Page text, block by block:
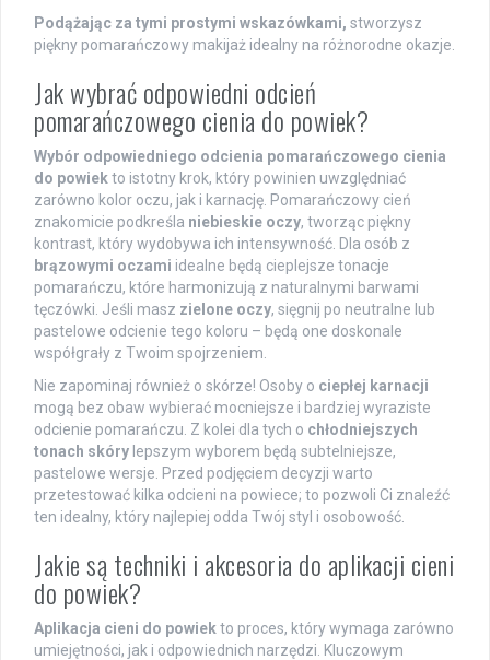
Podążając za tymi prostymi wskazówkami, stworzysz
piękny pomarańczowy makijaż idealny na różnorodne okazje.
Jak wybrać odpowiedni odcień
pomarańczowego cienia do powiek?
Wybór odpowiedniego odcienia pomarańczowego cienia
do powiekto istotny krok, który powinien uwzględniać
zarówno kolor oczu, jak i karnację. Pomarańczowy cień
znakomicie podkreśla niebieskie oczy, tworząc piękny
kontrast, który wydobywa ich intensywność. Dla osób z
brązowymi oczami idealne będą cieplejsze tonacje
pomarańczu, które harmonizują z naturalnymi barwami
tęczówki. Jeśli masz zielone oczy, sięgnij po neutralne lub
pastelowe odcienie tego koloru – będą one doskonale
współgrały z Twoim spojrzeniem.
Nie zapominaj również o skórze! Osoby o ciepłej karnacji
mogą bez obaw wybierać mocniejsze i bardziej wyraziste
odcienie pomarańczu. Z kolei dla tych o chłodniejszych
tonach skóry lepszym wyborem będą subtelniejsze,
pastelowe wersje. Przed podjęciem decyzji warto
przetestować kilka odcieni na powiece; to pozwoli Ci znaleźć
ten idealny, który najlepiej odda Twój styl i osobowość.
Jakie są techniki i akcesoria do aplikacji cieni
do powiek?
Aplikacja cieni do powiekto proces, który wymaga zarówno
umiejętności, jak i odpowiednich narzędzi. Kluczowym